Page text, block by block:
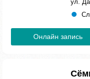
ул.
Онлайн запись